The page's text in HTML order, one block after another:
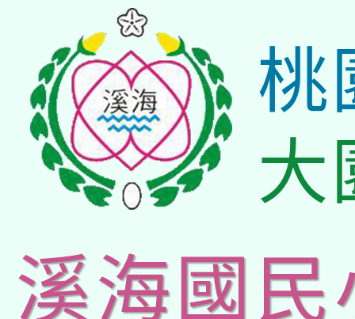
桃
大
溪海國民